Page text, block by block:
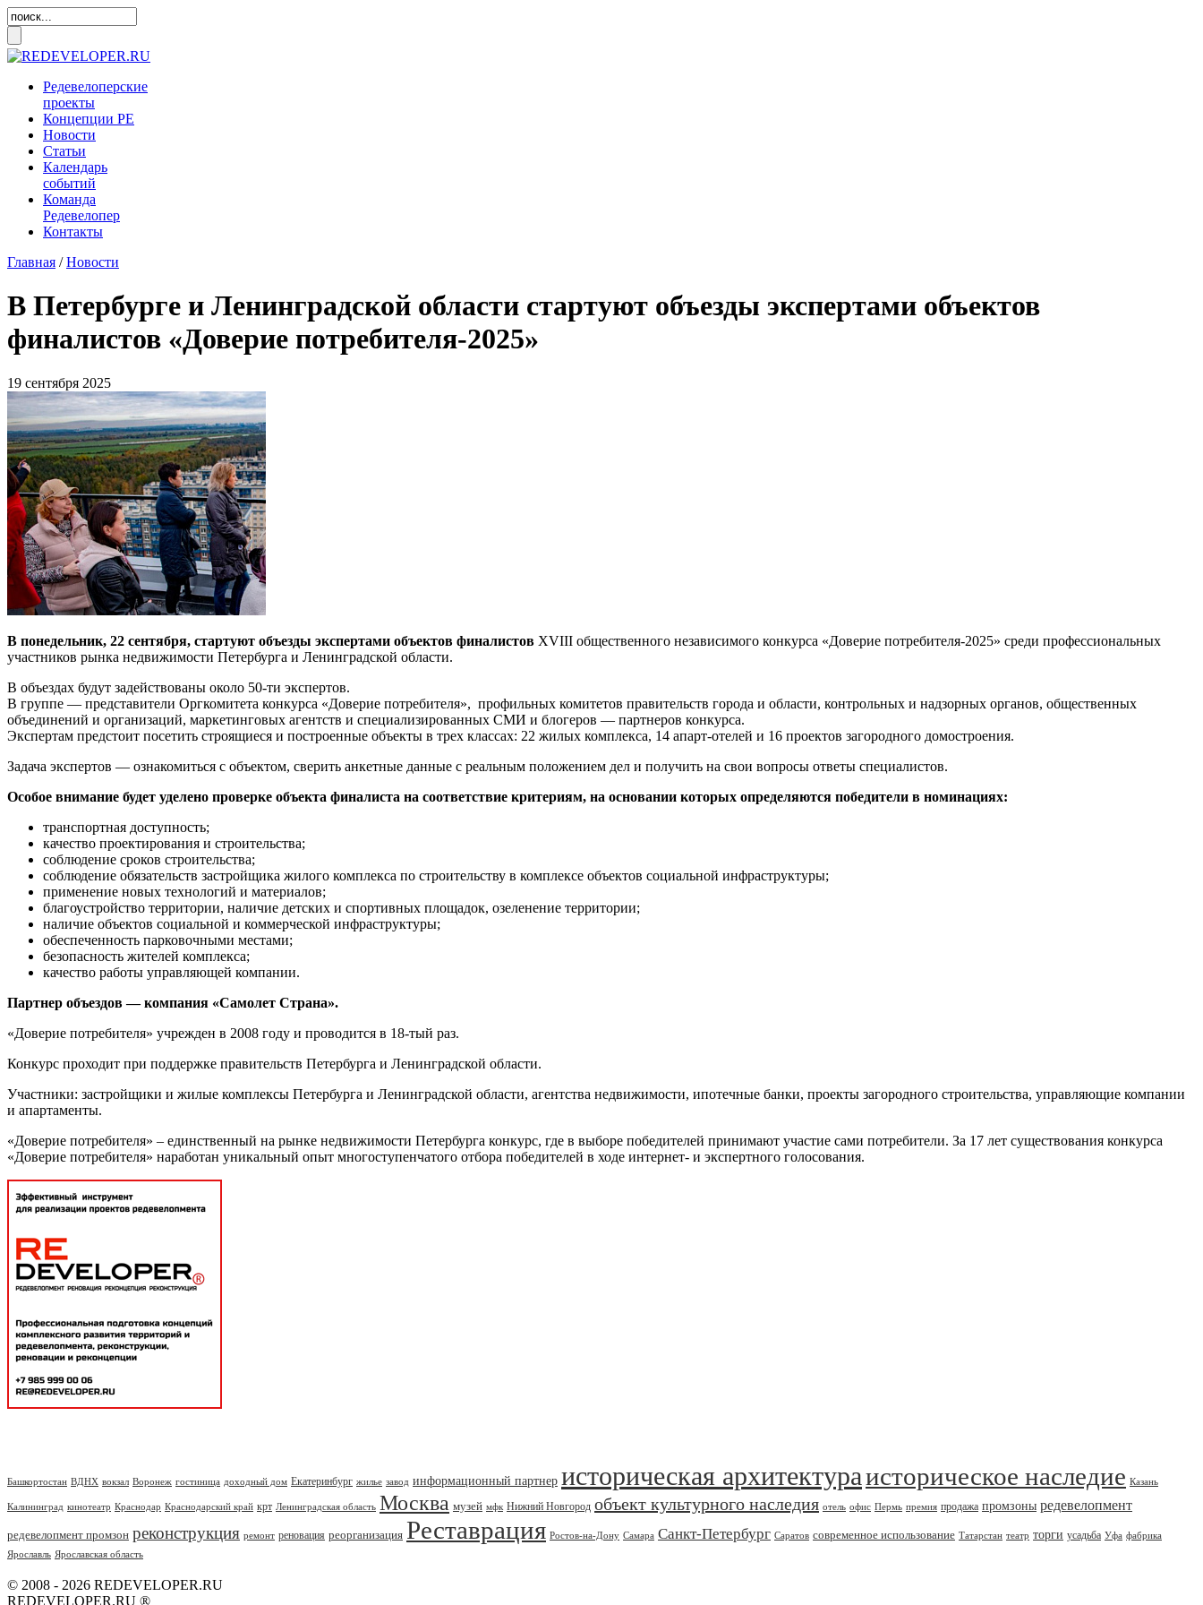
Редевелоперские
проекты
Концепции РЕ
Новости
Статьи
Календарь
событий
Команда
Редевелопер
Контакты
Главная /Новости
В Петербурге и Ленинградской области стартуют объезды экспертами объектов
финалистов «Доверие потребителя-2025»
19 сентября 2025
В понедельник, 22 сентября, стартуют объезды экспертами объектов финалистов XVIII общественного независимого конкурса «Доверие потребителя-2025» среди профессиональных
участников рынка недвижимости Петербурга и Ленинградской области.
В объездах будут задействованы около 50-ти экспертов.
В группе — представители Оргкомитета конкурса «Доверие потребителя», профильных комитетов правительств города и области, контрольных и надзорных органов, общественных
объединений и организаций, маркетинговых агентств и специализированных СМИ и блогеров — партнеров конкурса.
Экспертам предстоит посетить строящиеся и построенные объекты в трех классах: 22 жилых комплекса, 14 апарт-отелей и 16 проектов загородного домостроения.
Задача экспертов — ознакомиться с объектом, сверить анкетные данные с реальным положением дел и получить на свои вопросы ответы специалистов.
Особое внимание будет уделено проверке объекта финалиста на соответствие критериям, на основании которых определяются победители в номинациях:
транспортная доступность;
качество проектирования и строительства;
соблюдение сроков строительства;
соблюдение обязательств застройщика жилого комплекса по строительству в комплексе объектов социальной инфраструктуры;
применение новых технологий и материалов;
благоустройство территории, наличие детских и спортивных площадок, озеленение территории;
наличие объектов социальной и коммерческой инфраструктуры;
обеспеченность парковочными местами;
безопасность жителей комплекса;
качество работы управляющей компании.
Партнер объездов — компания «Самолет Страна».
«Доверие потребителя» учрежден в 2008 году и проводится в 18-тый раз.
Конкурс проходит при поддержке правительств Петербурга и Ленинградской области.
Участники: застройщики и жилые комплексы Петербурга и Ленинградской области, агентства недвижимости, ипотечные банки, проекты загородного строительства, управляющие компании
и апартаменты.
«Доверие потребителя» – единственный на рынке недвижимости Петербурга конкурс, где в выборе победителей принимают участие сами потребители. За 17 лет существования конкурса
«Доверие потребителя» наработан уникальный опыт многоступенчатого отбора победителей в ходе интернет- и экспертного голосования.
Башкортостан ВДНХ вокзал Воронеж гостиница доходный дом Екатеринбург жилье завод информационный партнер историческая архитектураисторическое наследие Казань
Калининград кинотеатр Краснодар Краснодарский край крт Ленинградская область Москва музей мфк Нижний Новгород объект культурного наследия отель офис Пермь премия продажа промзоны редевелопмент
редевелопмент промзон реконструкция ремонт реновация реорганизация Реставрация Ростов-на-Дону Самара Санкт-Петербург Саратов современное использование Татарстан театр торги усадьба Уфа фабрика
Ярославль Ярославская область
© 2008 - 2026 REDEVELOPER.RU
REDEVELOPER.RU ®